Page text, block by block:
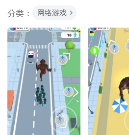
分类：
网络游戏